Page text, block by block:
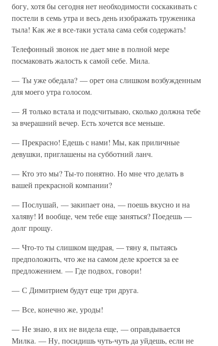
богу, хотя бы сегодня нет необходимости соскакивать с
постели в семь утра и весь день изображать труженика
тыла! Как же я все-таки устала сама себя содержать!
Телефонный звонок не дает мне в полной мере
посмаковать жалость к самой себе. Мила.
— Ты уже обедала? — орет она слишком возбужденным
для моего утра голосом.
— Я только встала и подсчитываю, сколько должна тебе
за вчерашний вечер. Есть хочется все меньше.
— Прекрасно! Едешь с нами! Мы, как приличные
девушки, приглашены на субботний ланч.
— Кто это мы? Ты-то понятно. Но мне что делать в
вашей прекрасной компании?
— Послушай, — закипает она, — поешь вкусно и на
халяву! И вообще, чем тебе еще заняться? Поедешь —
долг прощу.
— Что-то ты слишком щедрая, — тяну я, пытаясь
предположить, что же на самом деле кроется за ее
предложением. — Где подвох, говори!
— С Димитрием будут еще три друга.
— Все, конечно же, уроды!
— Не знаю, я их не видела еще, — оправдывается
Милка. — Ну, посидишь чуть-чуть да уйдешь, если не